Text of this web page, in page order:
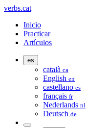
verbs.cat
Inicio
Practicar
Artículos
es
català ca
English en
castellano es
français fr
Nederlands nl
Deutsch de